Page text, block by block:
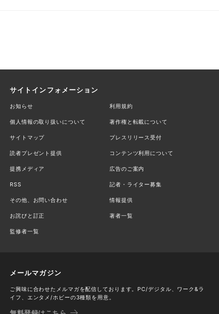
サイトインフォメーション
お知らせ 利用規約
個人情報の取り扱いについて 著作権と転載について
サイトマップ プレスリリース受付
読者プレゼント提供 コンテンツ利用について
提携メディア 広告のご案内
RSS 記者・ライター募集
その他、お問い合わせ 情報提供
お詫びと訂正 著者一覧
監修者一覧
メールマガジン
ご興味に合わせたメルマガを配信しております。PC/デジタル、ワーク&ラ
イフ、エンタメ/ホビーの3種類を用意。